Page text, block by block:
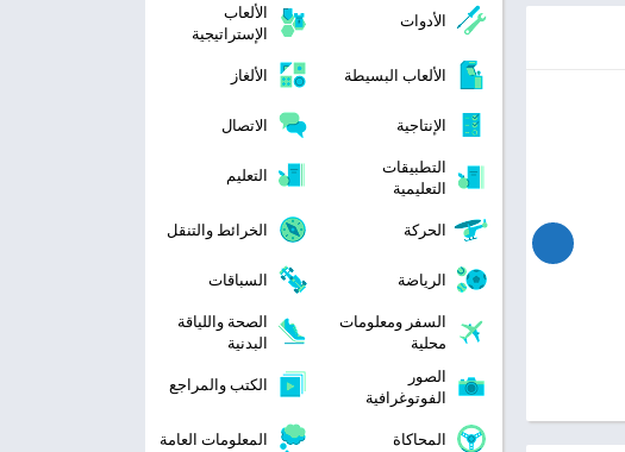
الأدوات
الألعاب
الإستراتيجية
الألعاب البسيطة
الألغاز
الإنتاجية
الاتصال
التطبيقات
التعليمية
التعليم
الحركة الخرائط والتنقل
الرياضة
السباقات
السفر ومعلومات
محلية
الصحة واللياقة
البدنية
الصور
الفوتوغرافية
الكتب والمراجع
المحاكاة المعلومات العامة